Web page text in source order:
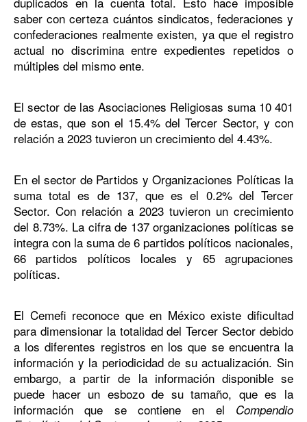
saber con certeza cuántos sindicatos, federaciones y
confederaciones realmente existen, ya que el registro
actual no discrimina entre expedientes repetidos o
múltiples del mismo ente.
El sector de las Asociaciones Religiosas suma 10 401
de estas, que son el 15.4% del Tercer Sector, y con
relación a 2023 tuvieron un crecimiento del 4.43%.
En el sector de Partidos y Organizaciones Políticas la
suma total es de 137, que es el 0.2% del Tercer
Sector. Con relación a 2023 tuvieron un crecimiento
del 8.73%. La cifra de 137 organizaciones políticas se
integra con la suma de 6 partidos políticos nacionales,
66 partidos políticos locales y 65 agrupaciones
políticas.
El Cemefi reconoce que en México existe dificultad
para dimensionar la totalidad del Tercer Sector debido
a los diferentes registros en los que se encuentra la
información y la periodicidad de su actualización. Sin
embargo, a partir de la información disponible se
puede hacer un esbozo de su tamaño, que es la
información que se contiene en el
Compendio